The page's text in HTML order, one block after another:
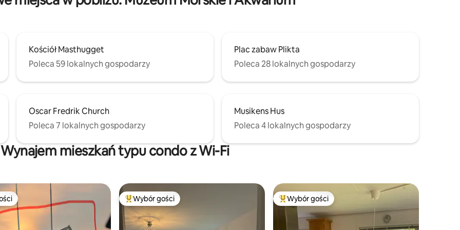
Kościół Masthugget
Poleca 59 lokalnych gospodarzy
Plac zabaw Plikta
Poleca 28 lokalnych gospodarzy
Oscar Fredrik Church
Poleca 7 lokalnych gospodarzy
Musikens Hus
Poleca 4 lokalnych gospodarzy
Wynajem mieszkań typu condo z Wi-Fi
Najpopularniejsze z kategorii Wybór gości
Wybór gości Najpopularniejsze z kategorii Wybór gości
Wybór gości